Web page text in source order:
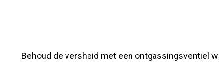
Behoud de versheid met een ontgassingsventiel